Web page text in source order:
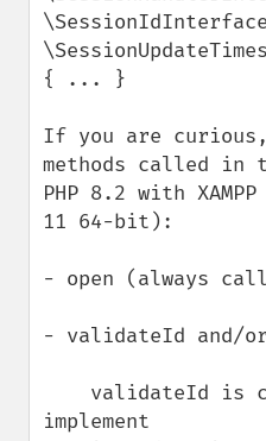
{ ... }
If you are
methods called in
PHP 8.2 with
11 64-bit):
- open (always
- validateId and/
implement